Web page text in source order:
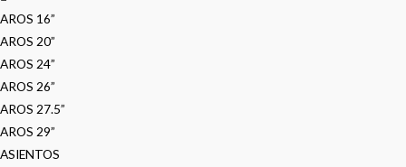
AROS 16”
AROS 20”
AROS 24”
AROS 26”
AROS 27.5”
AROS 29”
ASIENTOS